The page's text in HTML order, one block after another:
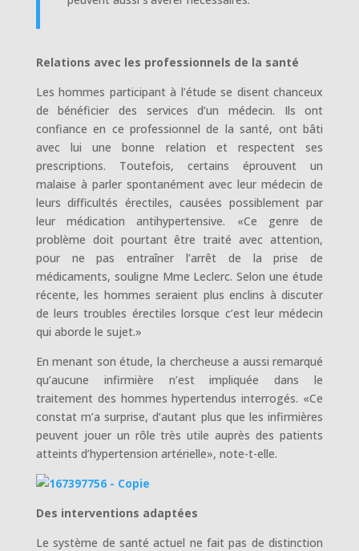
Relations avec les professionnels de la santé
Les hommes participant à l’étude se disent chanceux
de bénéficier des services d’un médecin. Ils ont
confiance en ce professionnel de la santé, ont bâti
avec lui une bonne relation et respectent ses
prescriptions. Toutefois, certains éprouvent un
malaise à parler spontanément avec leur médecin de
leurs difficultés érectiles, causées possiblement par
leur médication antihypertensive. «Ce genre de
problème doit pourtant être traité avec attention,
pour ne pas entraîner l’arrêt de la prise de
médicaments, souligne Mme Leclerc. Selon une étude
récente, les hommes seraient plus enclins à discuter
de leurs troubles érectiles lorsque c’est leur médecin
qui aborde le sujet.»
En menant son étude, la chercheuse a aussi remarqué
qu’aucune infirmière n’est impliquée dans le
traitement des hommes hypertendus interrogés. «Ce
constat m’a surprise, d’autant plus que les infirmières
peuvent jouer un rôle très utile auprès des patients
atteints d’hypertension artérielle», note-t-elle.
Des interventions adaptées
Le système de santé actuel ne fait pas de distinction